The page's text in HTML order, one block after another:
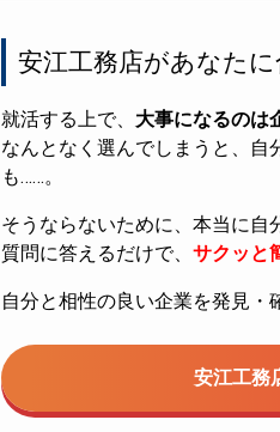
安江工務店があなた
就活する上で、 大事になるのは
なんとなく選んでしまうと、自
も……。
そうならないために、本当に自
質問に答えるだけで、 サクッと
自分と相性の良い企業を発見・
安江工務